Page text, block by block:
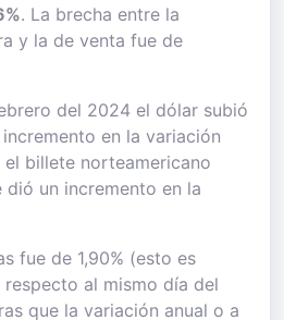
. La brecha entre la
y la de venta fue de
del 2024 el dólar subió
en la variación
el billete norteamericano
un incremento en la
fue de 1,90% (esto es
al mismo día del
que la variación anual o a